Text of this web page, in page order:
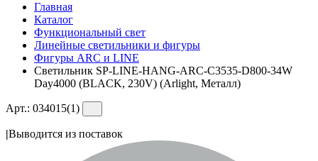
Главная
Каталог
Функциональный свет
Линейные светильники и фигуры
Фигуры ARC и LINE
Светильник SP-LINE-HANG-ARC-C3535-D800-34W
Day4000 (BLACK, 230V) (Arlight, Металл)
Арт.: 034015(1)
|Выводится из поставок